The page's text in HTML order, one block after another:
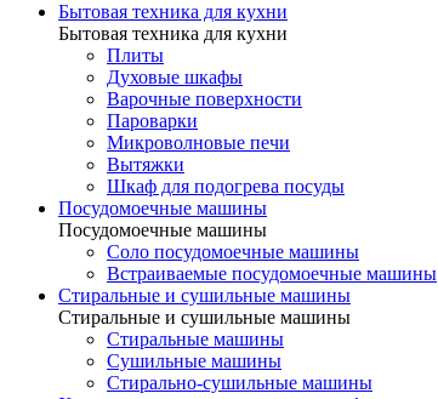
Бытовая техника для кухни
Бытовая техника для кухни
Плиты
Духовые шкафы
Варочные поверхности
Пароварки
Микроволновые печи
Вытяжки
Шкаф для подогрева посуды
Посудомоечные машины
Посудомоечные машины
Соло посудомоечные машины
Встраиваемые посудомоечные машины
Стиральные и сушильные машины
Стиральные и сушильные машины
Стиральные машины
Сушильные машины
Стирально-сушильные машины